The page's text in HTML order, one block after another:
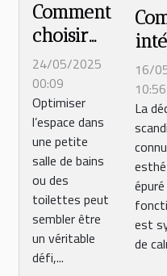
Comment
choisir
un
meuble
lave-
mains
pour
petits
espaces
24/05/2025
00:09
Optimiser
l’espace dans
une petite
salle de bains
ou des
toilettes peut
sembler être
un véritable
défi,...
des
16/
10:56
La
est
de